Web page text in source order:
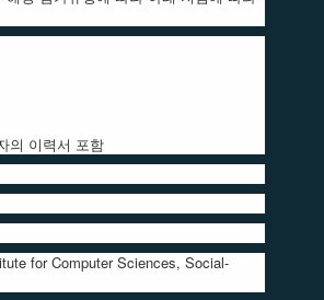
의 이력서 포함
for Computer Sciences, Social-